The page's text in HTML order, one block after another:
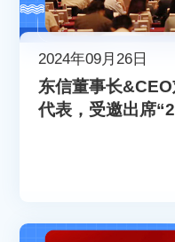
2024年09月26日
东信董事长
代表，受邀出席